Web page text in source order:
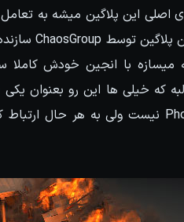
میسازه با انجین خودش کاملا